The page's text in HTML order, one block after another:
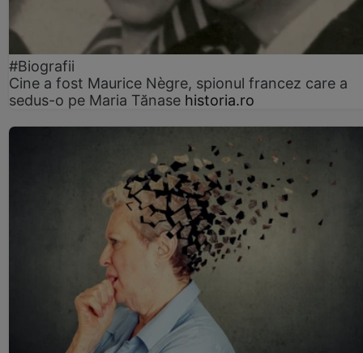
#Biografii
Cine a fost Maurice Nègre, spionul francez care a
sedus-o pe Maria Tănase historia.ro